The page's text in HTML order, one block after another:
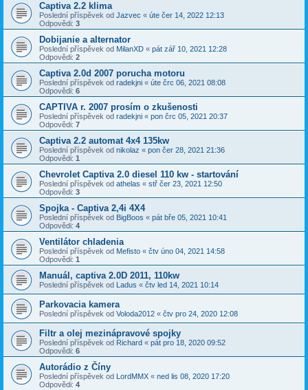
Captiva 2.2 klima
Poslední příspěvek od Jazvec « úte čer 14, 2022 12:13
Odpovědi: 3
Dobijanie a alternator
Poslední příspěvek od MilanXD « pát zář 10, 2021 12:28
Odpovědi: 2
Captiva 2.0d 2007 porucha motoru
Poslední příspěvek od radekjni « úte črc 06, 2021 08:08
Odpovědi: 6
CAPTIVA r. 2007 prosím o zkušenosti
Poslední příspěvek od radekjni « pon črc 05, 2021 20:37
Odpovědi: 7
Captiva 2.2 automat 4x4 135kw
Poslední příspěvek od nikolaz « pon čer 28, 2021 21:36
Odpovědi: 1
Chevrolet Captiva 2.0 diesel 110 kw - startování
Poslední příspěvek od athelas « stř čer 23, 2021 12:50
Odpovědi: 3
Spojka - Captiva 2,4i 4X4
Poslední příspěvek od BigBoos « pát bře 05, 2021 10:41
Odpovědi: 4
Ventilátor chladenia
Poslední příspěvek od Mefisto « čtv úno 04, 2021 14:58
Odpovědi: 1
Manuál, captiva 2.0D 2011, 110kw
Poslední příspěvek od Ladus « čtv led 14, 2021 10:14
Parkovacia kamera
Poslední příspěvek od Voloda2012 « čtv pro 24, 2020 12:08
Filtr a olej mezinápravové spojky
Poslední příspěvek od Richard « pát pro 18, 2020 09:52
Odpovědi: 6
Autorádio z Číny
Poslední příspěvek od LordMMX « ned lis 08, 2020 17:20
Odpovědi: 4